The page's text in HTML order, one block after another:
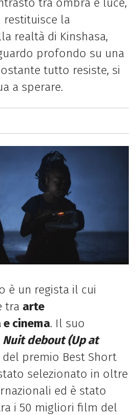
tra ombra e luce,
la
realtà di Kinshasa,
profondo su una
tutto resiste, si
a sperare.
è un regista il cui
tra arte
cinema. Il suo
Nuit debout (Up at
premio Best Short
selezionato in oltre
ed è stato
i 50 migliori film del